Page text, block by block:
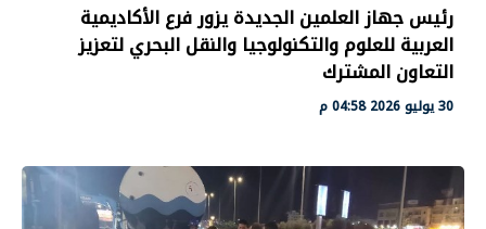
رئيس جهاز العلمين الجديدة يزور فرع الأكاديمية
العربية للعلوم والتكنولوجيا والنقل البحري لتعزيز
التعاون المشترك
30 يوليو 2026 04:58 م